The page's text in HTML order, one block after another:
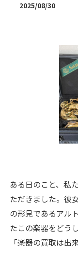
2025/08/30
ある日のこと、私
ただきました。彼
の形見であるアル
たこの楽器をどう
「楽器の買取は出